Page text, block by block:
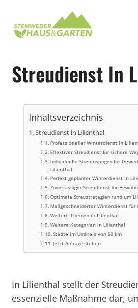
springen
Streudienst In
Inhaltsverzeichnis
Streudienst in Lilienthal
Professioneller Winterdienst in
Effektiver Streudienst für sichere
Individuelle Streulösungen für
Lilienthal
Perfekt geplanter Winterdienst in
Zuverlässiger Streudienst für
Optimale Streustrategien rund um
Maßgeschneiderter Winterdienst
Weitere Themen in Lilienthal
Weitere Kategorien in Lilienthal
Städte im Umkreis von 50 km
Jetzt Anfrage stellen
In Lilienthal stellt der
essenzielle Maßnahme dar,